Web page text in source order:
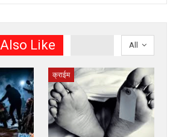
All
Like
क्राईम